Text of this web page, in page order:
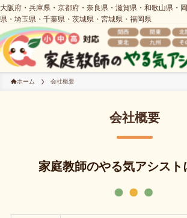
ホーム 会社概要
会社概要
家庭教師のやる気アシスト